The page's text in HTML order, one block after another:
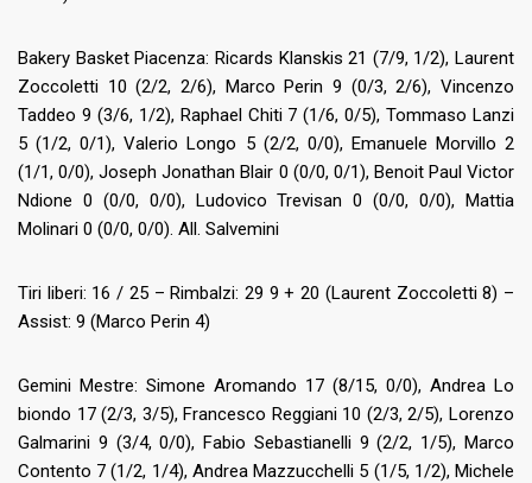
Bakery Basket Piacenza: Ricards Klanskis 21 (7/9, 1/2), Laurent
Zoccoletti 10 (2/2, 2/6), Marco Perin 9 (0/3, 2/6), Vincenzo
Taddeo 9 (3/6, 1/2), Raphael Chiti 7 (1/6, 0/5), Tommaso Lanzi
5 (1/2, 0/1), Valerio Longo 5 (2/2, 0/0), Emanuele Morvillo 2
(1/1, 0/0), Joseph Jonathan Blair 0 (0/0, 0/1), Benoit Paul Victor
Ndione 0 (0/0, 0/0), Ludovico Trevisan 0 (0/0, 0/0), Mattia
Molinari 0 (0/0, 0/0). All. Salvemini
Tiri liberi: 16 / 25 – Rimbalzi: 29 9 + 20 (Laurent Zoccoletti 8) –
Assist: 9 (Marco Perin 4)
Gemini Mestre: Simone Aromando 17 (8/15, 0/0), Andrea Lo
biondo 17 (2/3, 3/5), Francesco Reggiani 10 (2/3, 2/5), Lorenzo
Galmarini 9 (3/4, 0/0), Fabio Sebastianelli 9 (2/2, 1/5), Marco
Contento 7 (1/2, 1/4), Andrea Mazzucchelli 5 (1/5, 1/2), Michele